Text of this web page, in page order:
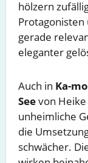
hölzern
Protagonisten
gerade
eleganter
Auch in Ka-
Seevon Heike
unheimliche
die
schwächer.